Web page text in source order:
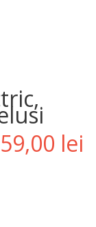
59,00 lei